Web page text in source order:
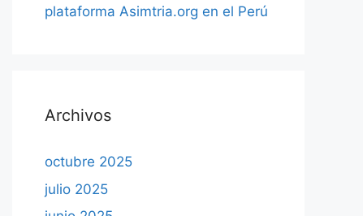
plataforma Asimtria.org en el Perú
Archivos
octubre 2025
julio 2025